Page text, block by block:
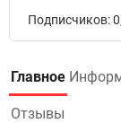
Подписчиков:
Главное
Отзывы